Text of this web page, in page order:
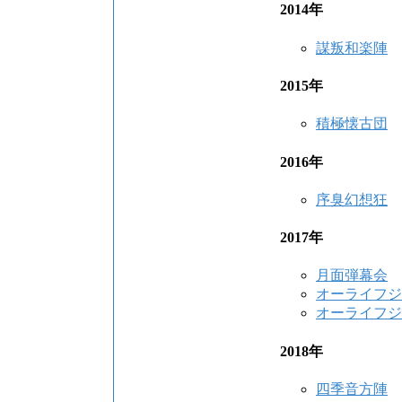
2014年
謀叛和楽陣
2015年
積極懐古団
2016年
序臭幻想狂
2017年
月面弾幕会
オーライフ
オーライフ
2018年
四季音方陣